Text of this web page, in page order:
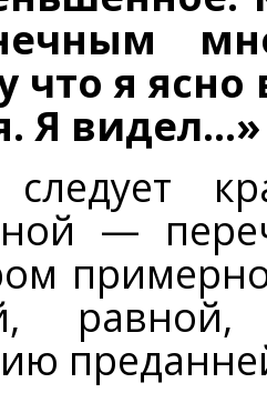
что я ясно
Я видел…»
—